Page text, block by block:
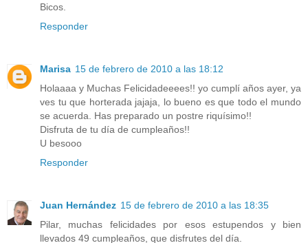
Bicos.
Responder
Marisa 15 de febrero de 2010 a las 18:12
Holaaaa y Muchas Felicidadeeees!! yo cumplí años ayer, ya
ves tu que horterada jajaja, lo bueno es que todo el mundo
se acuerda. Has preparado un postre riquísimo!!
Disfruta de tu día de cumpleaños!!
U besooo
Responder
Juan Hernández 15 de febrero de 2010 a las 18:35
Pilar, muchas felicidades por esos estupendos y bien
llevados 49 cumpleaños, que disfrutes del día.